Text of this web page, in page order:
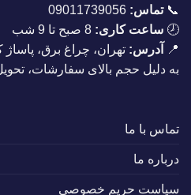
📞تماس: 09011739056
🕗 ساعت کاری:
📍
آدرس: تهران، چراغ برق، پاساژ
به دلیل حجم بالای سفارشات،
تماس با ما
درباره ما
سیاست حریم خصوصی